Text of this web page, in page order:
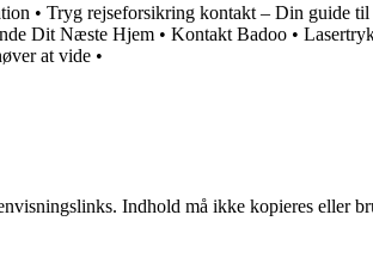
• Tryg rejseforsikring kontakt – Din guide
Dit Næste Hjem • Kontakt Badoo •
at vide •
Indhold må ikke kopieres eller